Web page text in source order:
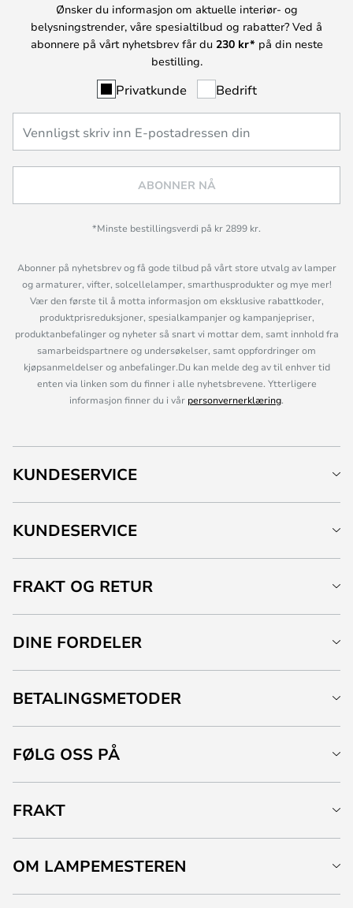
Ønsker du informasjon om aktuelle interiør- og
belysningstrender, våre spesialtilbud og rabatter? Ved å
abonnere på vårt nyhetsbrev får du 230 kr* på din neste
bestilling.
Privatkunde Bedrift
ABONNER NÅ
*Minste bestillingsverdi på kr 2899 kr.
Abonner på nyhetsbrev og få gode tilbud på vårt store utvalg av lamper
og armaturer, vifter, solcellelamper, smarthusprodukter og mye mer!
Vær den første til å motta informasjon om eksklusive rabattkoder,
produktprisreduksjoner, spesialkampanjer og kampanjepriser,
produktanbefalinger og nyheter så snart vi mottar dem, samt innhold fra
samarbeidspartnere og undersøkelser, samt oppfordringer om
kjøpsanmeldelser og anbefalinger.Du kan melde deg av til enhver tid
enten via linken som du finner i alle nyhetsbrevene. Ytterligere
informasjon finner du i vår personvernerklæring.
KUNDESERVICE
KUNDESERVICE
FRAKT OG RETUR
DINE FORDELER
BETALINGSMETODER
FØLG OSS PÅ
FRAKT
OM LAMPEMESTEREN